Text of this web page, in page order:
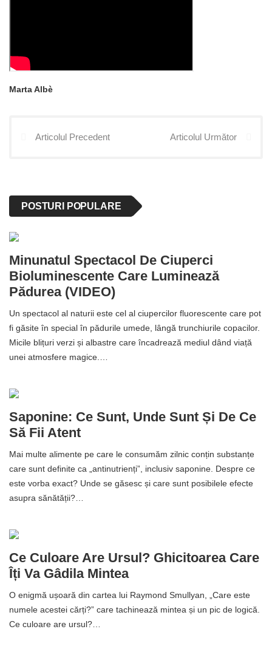
Marta Albè
Articolul Precedent Articolul Următor
POSTURI POPULARE
Minunatul Spectacol De Ciuperci
Bioluminescente Care Luminează
Pădurea (VIDEO)
Un spectacol al naturii este cel al ciupercilor fluorescente care pot
fi găsite în special în pădurile umede, lângă trunchiurile copacilor.
Micile blițuri verzi și albastre care încadrează mediul dând viață
unei atmosfere magice.…
Saponine: Ce Sunt, Unde Sunt Și De Ce
Să Fii Atent
Mai multe alimente pe care le consumăm zilnic conțin substanțe
care sunt definite ca „antinutrienți”, inclusiv saponine. Despre ce
este vorba exact? Unde se găsesc și care sunt posibilele efecte
asupra sănătății?…
Ce Culoare Are Ursul? Ghicitoarea Care
Îți Va Gâdila Mintea
O enigmă ușoară din cartea lui Raymond Smullyan, „Care este
numele acestei cărți?” care tachinează mintea și un pic de logică.
Ce culoare are ursul?…